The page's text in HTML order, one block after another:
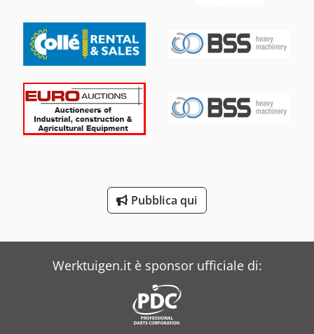
Beka-Mak
Buehler
Clark
Dr. Boy
Pubblica qui
Werktuigen.it è sponsor ufficiale di: